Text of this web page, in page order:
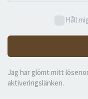
Håll
Jag har glömt mitt
aktiveringslänken.